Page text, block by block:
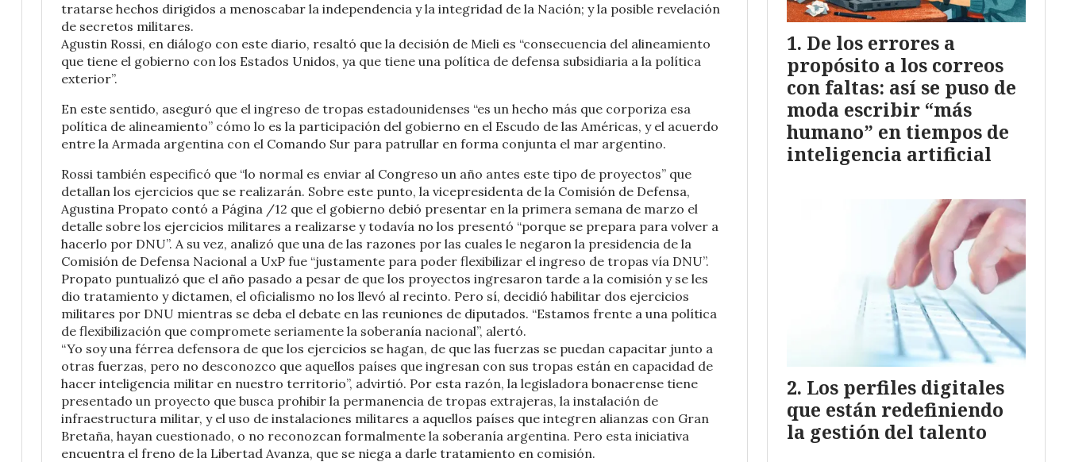
tratarse hechos dirigidos a menoscabar la independencia y la integridad de la Nación; y la posible revelación
de secretos militares.
Agustin Rossi, en diálogo con este diario, resaltó que la decisión de Mieli es “consecuencia del alineamiento
que tiene el gobierno con los Estados Unidos, ya que tiene una política de defensa subsidiaria a la política
exterior”.
En este sentido, aseguró que el ingreso de tropas estadounidenses “es un hecho más que corporiza esa
política de alineamiento” cómo lo es la participación del gobierno en el Escudo de las Américas, y el acuerdo
entre la Armada argentina con el Comando Sur para patrullar en forma conjunta el mar argentino.
Rossi también especificó que “lo normal es enviar al Congreso un año antes este tipo de proyectos” que
detallan los ejercicios que se realizarán. Sobre este punto, la vicepresidenta de la Comisión de Defensa,
Agustina Propato contó a Página /12 que el gobierno debió presentar en la primera semana de marzo el
detalle sobre los ejercicios militares a realizarse y todavía no los presentó “porque se prepara para volver a
hacerlo por DNU”. A su vez, analizó que una de las razones por las cuales le negaron la presidencia de la
Comisión de Defensa Nacional a UxP fue “justamente para poder flexibilizar el ingreso de tropas vía DNU”.
Propato puntualizó que el año pasado a pesar de que los proyectos ingresaron tarde a la comisión y se les
dio tratamiento y dictamen, el oficialismo no los llevó al recinto. Pero sí, decidió habilitar dos ejercicios
militares por DNU mientras se deba el debate en las reuniones de diputados. “Estamos frente a una política
de flexibilización que compromete seriamente la soberanía nacional”, alertó.
“Yo soy una férrea defensora de que los ejercicios se hagan, de que las fuerzas se puedan capacitar junto a
otras fuerzas, pero no desconozco que aquellos países que ingresan con sus tropas están en capacidad de
hacer inteligencia militar en nuestro territorio”, advirtió. Por esta razón, la legisladora bonaerense tiene
presentado un proyecto que busca prohibir la permanencia de tropas extrajeras, la instalación de
infraestructura militar, y el uso de instalaciones militares a aquellos países que integren alianzas con Gran
Bretaña, hayan cuestionado, o no reconozcan formalmente la soberanía argentina. Pero esta iniciativa
encuentra el freno de la Libertad Avanza, que se niega a darle tratamiento en comisión.
De los errores a
propósito a los correos
con faltas: así se puso de
moda escribir “más
humano” en tiempos de
inteligencia artificial
Los perfiles digitales
que están redefiniendo
la gestión del talento